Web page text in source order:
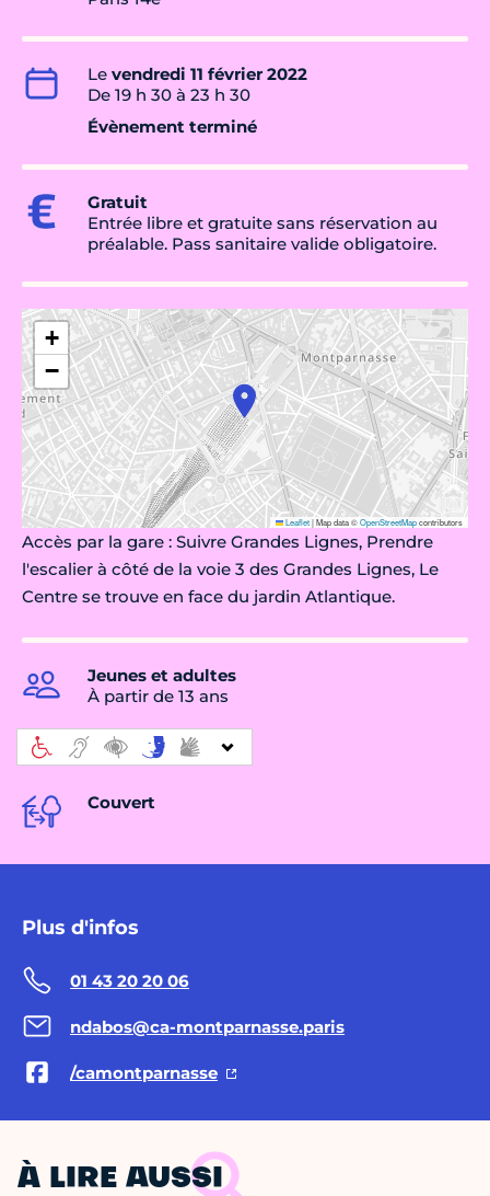
Le vendredi 11 février 2022
De 19 h 30 à 23 h 30
Évènement terminé
Gratuit
Entrée libre et gratuite sans réservation au
préalable. Pass sanitaire valide obligatoire.
+
−
Leaflet|Map data ©OpenStreetMapcontributors
Accès par la gare : Suivre Grandes Lignes, Prendre
l'escalier à côté de la voie 3 des Grandes Lignes, Le
Centre se trouve en face du jardin Atlantique.
Jeunes et adultes
À partir de 13 ans
Couvert
Plus d'infos
01 43 20 20 06
ndabos@ca-montparnasse.paris
/camontparnasse
À LIRE AUSSI